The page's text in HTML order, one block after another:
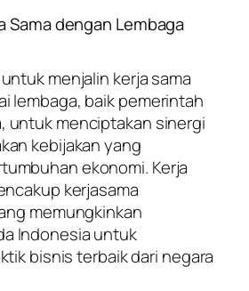
Sama dengan Lembaga
menjalin kerja sama
lembaga, baik pemerintah
untuk menciptakan sinergi
kebijakan yang
ekonomi. Kerja
kerjasama
memungkinkan
Indonesia untuk
bisnis terbaik dari negara